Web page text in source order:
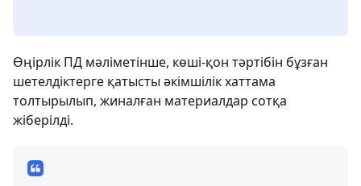
Өңірлік ПД мәліметінше, көші-қон тәртібін бұзған
шетелдіктерге қатысты әкімшілік хаттама
толтырылып, жиналған материалдар сотқа
жіберілді.